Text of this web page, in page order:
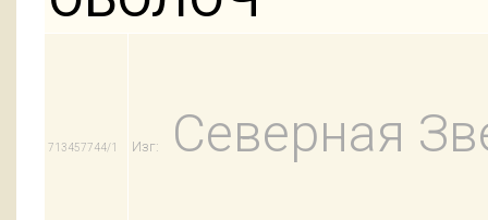
713457744/1 Изг: Северная